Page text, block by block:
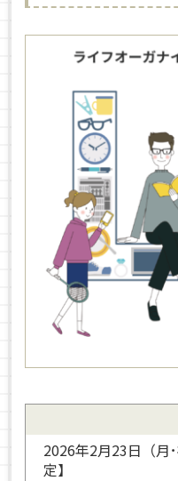
2026年2月23日（月
定】